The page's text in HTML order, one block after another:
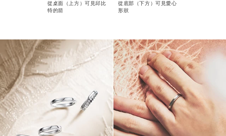
從桌面（上方）可見邱比
特的箭
從底部（下方）可見愛心
形狀